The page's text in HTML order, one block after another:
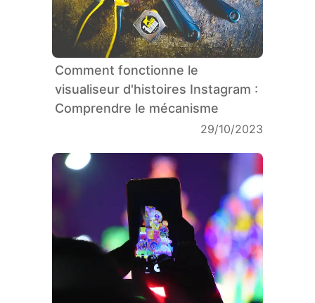
Comment fonctionne le
visualiseur d'histoires Instagram :
Comprendre le mécanisme
29/10/2023